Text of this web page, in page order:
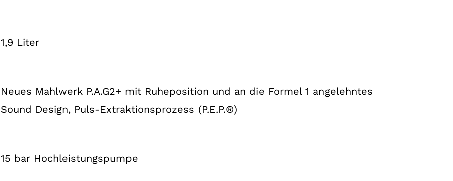
1,9 Liter
Neues Mahlwerk P.A.G2+ mit Ruheposition und an die Formel 1 angelehntes
Sound Design, Puls-Extraktionsprozess (P.E.P.®)
15 bar Hochleistungspumpe